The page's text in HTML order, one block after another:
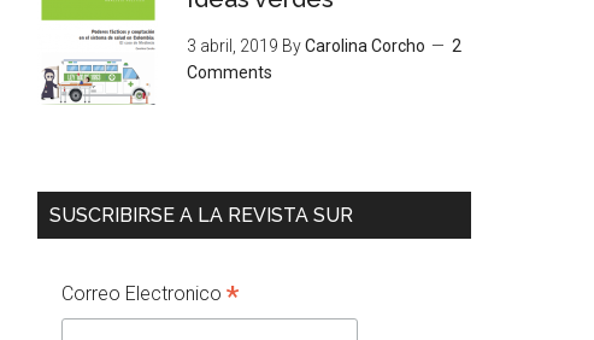
3 abril, 2019 ByCarolina Corcho
2
Comments
SUSCRIBIRSE A LA REVISTA SUR
Correo Electronico *